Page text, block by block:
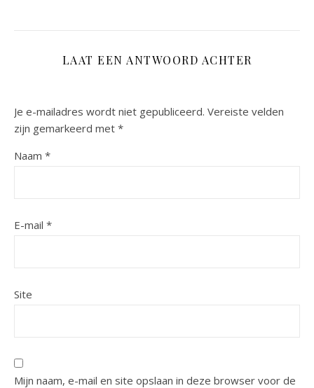
LAAT EEN ANTWOORD ACHTER
Je e-mailadres wordt niet gepubliceerd. Vereiste velden
zijn gemarkeerd met *
Naam *
E-mail *
Site
Mijn naam, e-mail en site opslaan in deze browser voor de